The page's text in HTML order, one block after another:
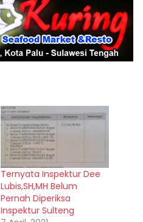
Ternyata Inspektur Dee
Lubis,SH,MH Belum
Pernah Diperiksa
Inspektur Sulteng